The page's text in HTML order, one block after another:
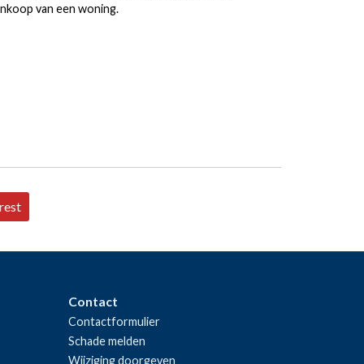
van een woning.
Contact
Contactformulier
Schade melden
Wijziging doorgeven